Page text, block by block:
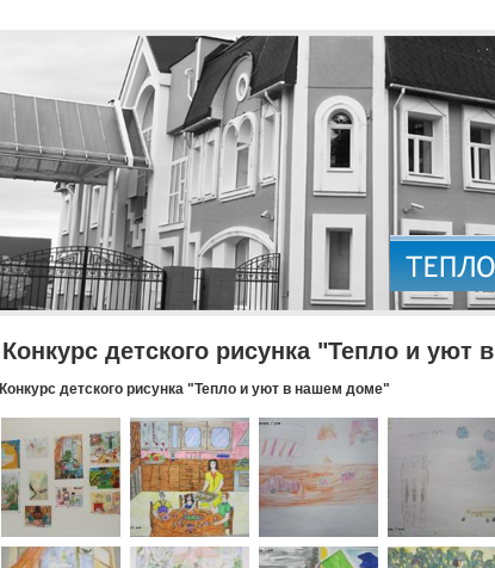
Конкурс детского рисунка "Тепло и уют
Конкурс детского рисунка "Тепло и уют в нашем доме"